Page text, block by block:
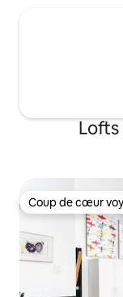
Lofts
Coup de cœur
Coup de cœur